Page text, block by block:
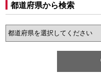
都道府県から検索